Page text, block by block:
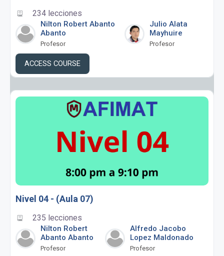
234 lecciones
Nilton Robert Abanto
Abanto
Profesor
Julio Alata
Mayhuire
Profesor
ACCESS COURSE
Nivel 04 - (Aula 07)
235 lecciones
Nilton Robert
Abanto Abanto
Profesor
Alfredo Jacobo
Lopez Maldonado
Profesor